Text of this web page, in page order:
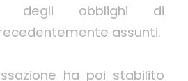
degli obblighi di
assunti.
ha poi stabilito